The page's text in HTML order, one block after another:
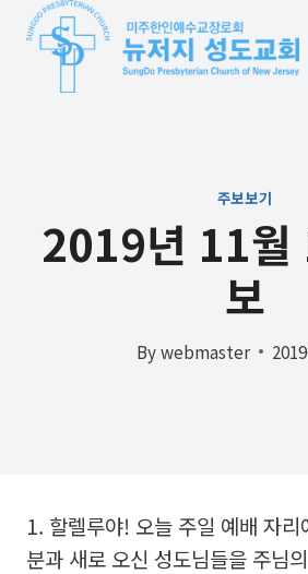
Skip
주보보기
2019년 11월
보
Bywebmaster
1. 할렐루야! 오늘 주일 예배 자리
분과 새로 오신 성도님들을 주님